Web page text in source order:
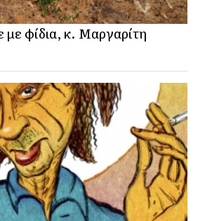
με φίδια, κ. Μαργαρίτη